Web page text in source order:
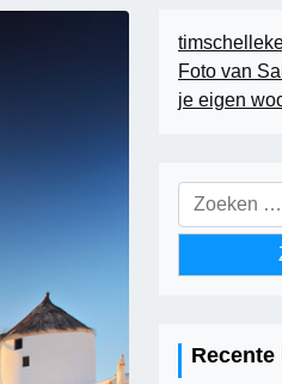
Foto van
je eigen
Zoeken
naar: